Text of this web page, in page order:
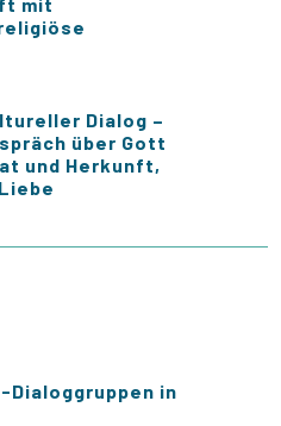
Dialog –
über Gott
und Herkunft,
Dialoggruppen in